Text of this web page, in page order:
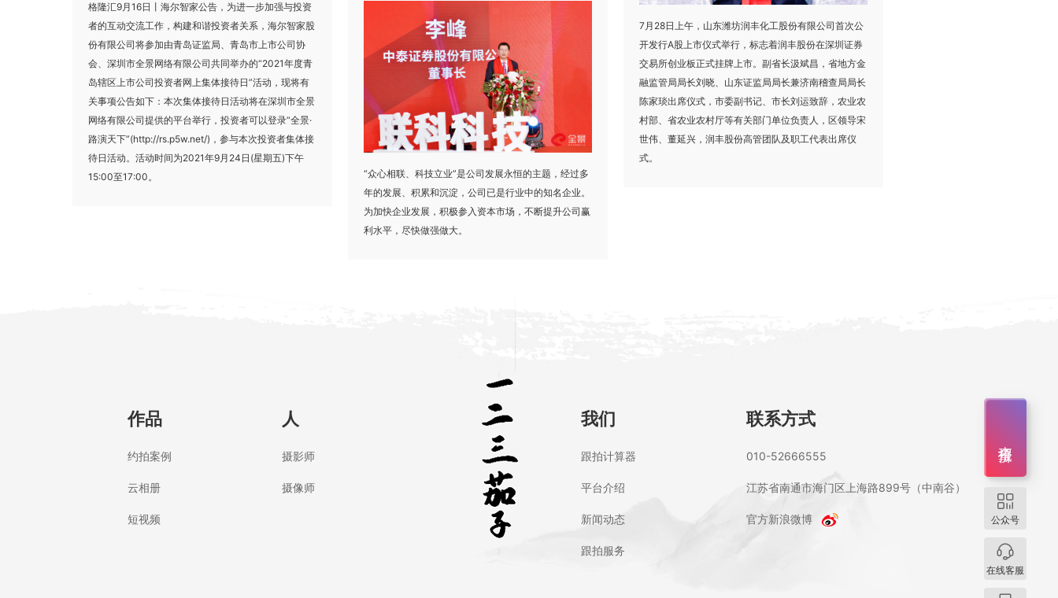
格隆汇9月16日丨海尔智家公告，为进一步加强与投资
者的互动交流工作，构建和谐投资者关系，海尔智家股
份有限公司将参加由青岛证监局、青岛市上市公司协
会、深圳市全景网络有限公司共同举办的“2021年度青
岛辖区上市公司投资者网上集体接待日”活动，现将有
关事项公告如下：本次集体接待日活动将在深圳市全景
网络有限公司提供的平台举行，投资者可以登录“全景·
路演天下”(http://rs.p5w.net/)，参与本次投资者集体接
待日活动。活动时间为2021年9月24日(星期五)下午
15:00至17:00。
7月28日上午，山东潍坊润丰化工股份有限公司首次公
开发行A股上市仪式举行，标志着润丰股份在深圳证券
交易所创业板正式挂牌上市。副省长汲斌昌，省地方金
融监管局局长刘晓、山东证监局局长兼济南稽查局局长
陈家琰出席仪式，市委副书记、市长刘运致辞，农业农
村部、省农业农村厅等有关部门单位负责人，区领导宋
世伟、董延兴，润丰股份高管团队及职工代表出席仪
式。
“众心相联、科技立业”是公司发展永恒的主题，经过多
年的发展、积累和沉淀，公司已是行业中的知名企业。
为加快企业发展，积极参入资本市场，不断提升公司赢
利水平，尽快做强做大。
作品
约拍案例
云相册
短视频
人
摄影师
摄像师
我们
跟拍计算器
平台介绍
新闻动态
跟拍服务
联系方式
010-52666555
江苏省南通市海门区上海路899号（中南谷）
官方新浪微博 公众号
在线客服